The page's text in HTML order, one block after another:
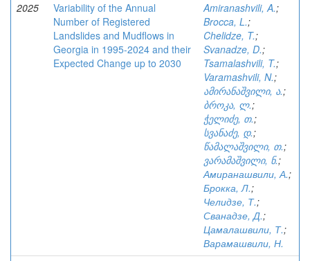
2025
Variability of the Annual
Number of Registered
Landslides and Mudflows in
Georgia in 1995-2024 and their
Expected Change up to 2030
Amiranashvili, A.;
Brocca, L.;
Chelidze, T.;
Svanadze, D.;
Tsamalashvili, T.;
Varamashvili, N.;
ამირანაშვილი, ა.;
ბროკა, ლ.;
ჭელიძე, თ.;
სვანაძე, დ.;
წამალაშვილი, თ.;
ვარამაშვილი, ნ.;
Амиранашвили, А.;
Брокка, Л.;
Челидзе, Т.;
Сванадзе, Д.;
Цамалашвили, Т.;
Варамашвили, Н.